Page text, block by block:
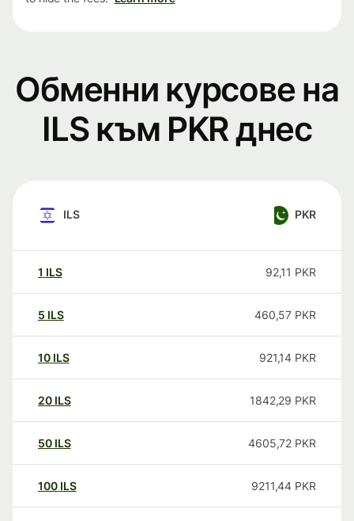
Обменни курсове на
ILS към PKR днес
ILS PKR
1 ILS 92,11 PKR
5 ILS 460,57 PKR
10 ILS 921,14 PKR
20 ILS 1842,29 PKR
50 ILS 4605,72 PKR
100 ILS 9211,44 PKR